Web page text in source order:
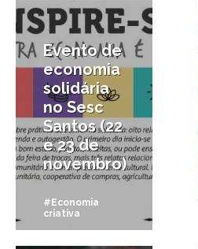
Evento de
economia
solidária
no Sesc
Santos (22
e 23 de
novembro)
#Economia
criativa
23/01/2014